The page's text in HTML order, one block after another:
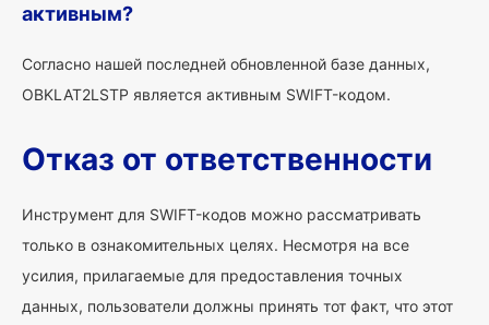
активным?
Согласно нашей последней обновленной базе данных,
OBKLAT2LSTP является активным SWIFT-кодом.
Отказ от ответственности
Инструмент для SWIFT-кодов можно рассматривать
только в ознакомительных целях. Несмотря на все
усилия, прилагаемые для предоставления точных
данных, пользователи должны принять тот факт, что этот